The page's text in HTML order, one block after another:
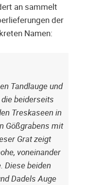
an sammelt
der
Namen:
Tandlauge und
beiderseits
Treskaseen in
Gößgrabens mit
Grat zeigt
voneinander
Diese beiden
Dadels Auge